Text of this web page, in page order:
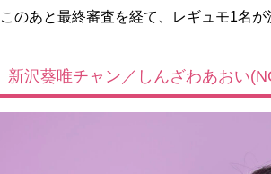
このあと最終審査を経て、レギュモ1名が
新沢葵唯チャン／しんざわあおい